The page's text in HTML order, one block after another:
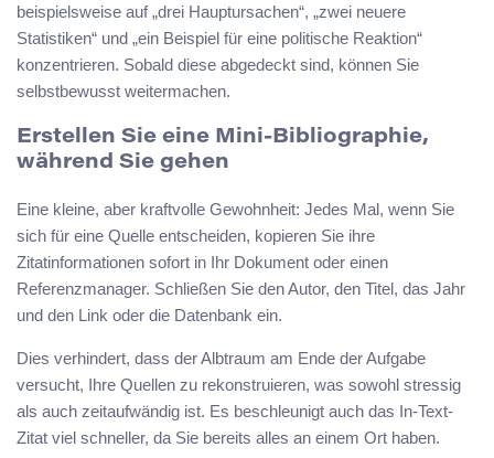
beispielsweise auf „drei Hauptursachen“, „zwei neuere
Statistiken“ und „ein Beispiel für eine politische Reaktion“
konzentrieren. Sobald diese abgedeckt sind, können Sie
selbstbewusst weitermachen.
Erstellen Sie eine Mini-Bibliographie,
während Sie gehen
Eine kleine, aber kraftvolle Gewohnheit: Jedes Mal, wenn Sie
sich für eine Quelle entscheiden, kopieren Sie ihre
Zitatinformationen sofort in Ihr Dokument oder einen
Referenzmanager. Schließen Sie den Autor, den Titel, das Jahr
und den Link oder die Datenbank ein.
Dies verhindert, dass der Albtraum am Ende der Aufgabe
versucht, Ihre Quellen zu rekonstruieren, was sowohl stressig
als auch zeitaufwändig ist. Es beschleunigt auch das In-Text-
Zitat viel schneller, da Sie bereits alles an einem Ort haben.